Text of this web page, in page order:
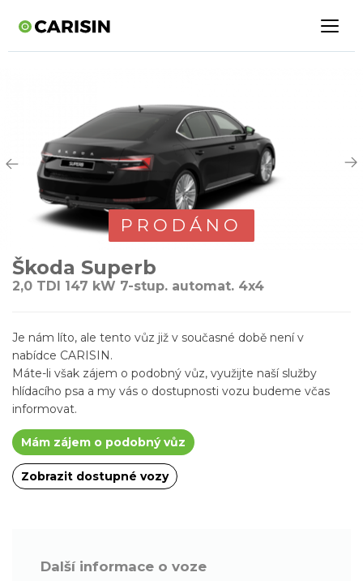
PRODÁNO
Škoda Superb
2,0 TDI 147 kW 7-stup. automat. 4x4
Je nám líto, ale tento vůz již v současné době není v
nabídce CARISIN.
Máte-li však zájem o podobný vůz, využijte naší služby
hlídacího psa a my vás o dostupnosti vozu budeme včas
informovat.
Mám zájem o podobný vůz
Zobrazit dostupné vozy
Další informace o voze